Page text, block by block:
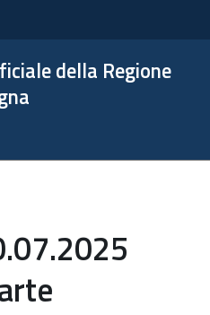
della Regione